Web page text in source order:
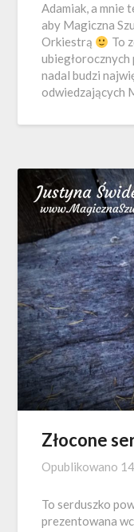
Adamiak, a mnie
aby Magiczna
Orkiestrą
To
nadal budzi
odwiedzających
Złocone
Opublikowano
To serduszko
prezentowana